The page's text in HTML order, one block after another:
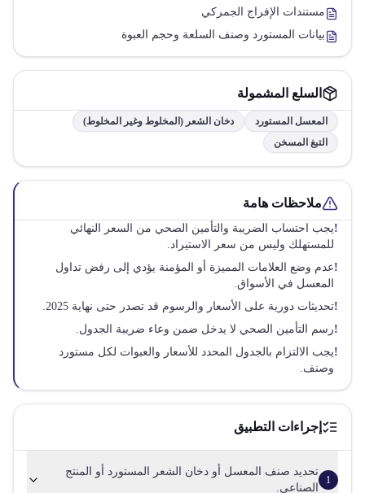
مستندات الإفراج الجمركي
بيانات المستورد وصنف السلعة وحجم العبوة
السلع المشمولة
المعسل المستورد
دخان الشعر (المخلوط وغير المخلوط)
التبغ المسخن
ملاحظات هامة
!يجب احتساب الضريبة والتأمين الصحي من السعر النهائي
للمستهلك وليس من سعر الاستيراد.
!عدم وضع العلامات المميزة أو المؤمنة يؤدي إلى رفض تداول
المعسل في الأسواق.
!تحديثات دورية على الأسعار والرسوم قد تصدر حتى نهاية 2025.
!رسم التأمين الصحي لا يدخل ضمن وعاء ضريبة الجدول.
!يجب الالتزام بالجدول المحدد للأسعار والعبوات لكل مستورد
وصنف.
إجراءات التطبيق
1
تحديد صنف المعسل أو دخان الشعر المستورد أو المنتج
الصناعي.